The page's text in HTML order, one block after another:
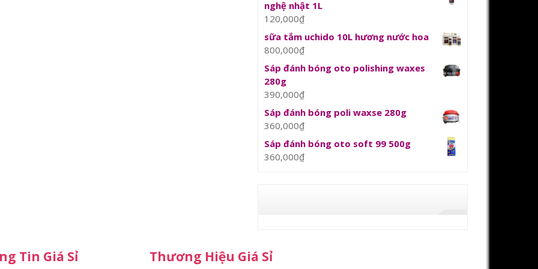
nghệ nhật 1L
120,000₫
sữa tắm uchido 10L hương nước hoa
800,000₫
Sáp đánh bóng oto polishing waxes
280g
390,000₫
Sáp đánh bóng poli waxse 280g
360,000₫
Sáp đánh bóng oto soft 99 500g
360,000₫
Tin Giá Sỉ Thương Hiệu Giá Sỉ